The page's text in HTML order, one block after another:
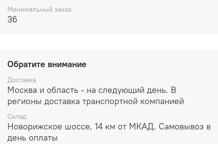
Минимальный заказ
36
Обратите внимание
Доставка
Москва и область - на следующий день. В
регионы доставка транспортной компанией
Склад
Новорижское шоссе, 14 км от МКАД. Самовывоз в
день оплаты